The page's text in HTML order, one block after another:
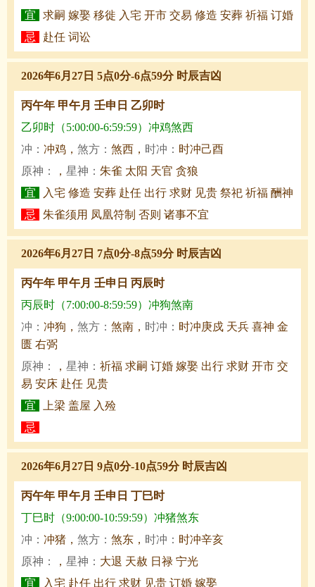
宜
求嗣 嫁娶 移徙 入宅 开市 交易 修造 安葬 祈福 订婚
忌
赴任 词讼
2026年6月27日 5点0分-6点59分 时辰吉凶
丙午年 甲午月 壬申日 乙卯时
乙卯时（5:00:00-6:59:59）冲鸡煞西
冲： 冲鸡， 煞方： 煞西， 时冲： 时冲己酉
原神：
， 星神： 朱雀 太阳 天官 贪狼
宜
入宅 修造 安葬 赴任 出行 求财 见贵 祭祀 祈福 酬神
忌
朱雀须用 凤凰符制 否则 诸事不宜
2026年6月27日 7点0分-8点59分 时辰吉凶
丙午年 甲午月 壬申日 丙辰时
丙辰时（7:00:00-8:59:59）冲狗煞南
冲： 冲狗， 煞方： 煞南， 时冲： 时冲庚戍 天兵 喜神 金
匮 右弼
原神：
， 星神： 祈福 求嗣 订婚 嫁娶 出行 求财 开市 交
易 安床 赴任 见贵
宜
上梁 盖屋 入殓
忌
2026年6月27日 9点0分-10点59分 时辰吉凶
丙午年 甲午月 壬申日 丁巳时
丁巳时（9:00:00-10:59:59）冲猪煞东
冲： 冲猪， 煞方： 煞东， 时冲： 时冲辛亥
原神：
， 星神： 大退 天赦 日禄 宁光
宜
入宅 赴任 出行 求财 见贵 订婚 嫁娶